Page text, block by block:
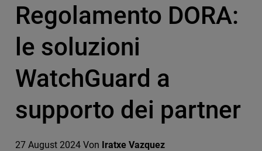
Regolamento DORA:
le soluzioni
WatchGuard a
supporto dei partner
27 August 2024 Von Iratxe Vazquez